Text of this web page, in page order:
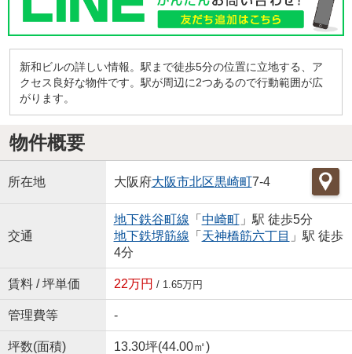
新和ビルの詳しい情報。駅まで徒歩5分の位置に立地する、ア
クセス良好な物件です。駅が周辺に2つあるので行動範囲が広
がります。
物件概要
所在地 大阪府大阪市北区黒崎町7-4
交通
地下鉄谷町線 「 中崎町」駅 徒歩5分
地下鉄堺筋線 「 天神橋筋六丁目 」駅 徒歩
4分
賃料 / 坪単価 22万円 / 1.65万円
管理費等 -
坪数(面積) 13.30坪(44.00㎡)